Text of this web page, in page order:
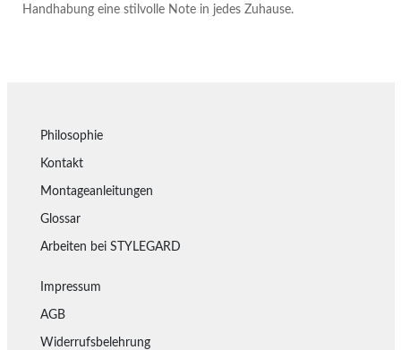
Handhabung eine stilvolle Note in jedes Zuhause.
Philosophie
Kontakt
Montageanleitungen
Glossar
Arbeiten bei STYLEGARD
Impressum
AGB
Widerrufsbelehrung